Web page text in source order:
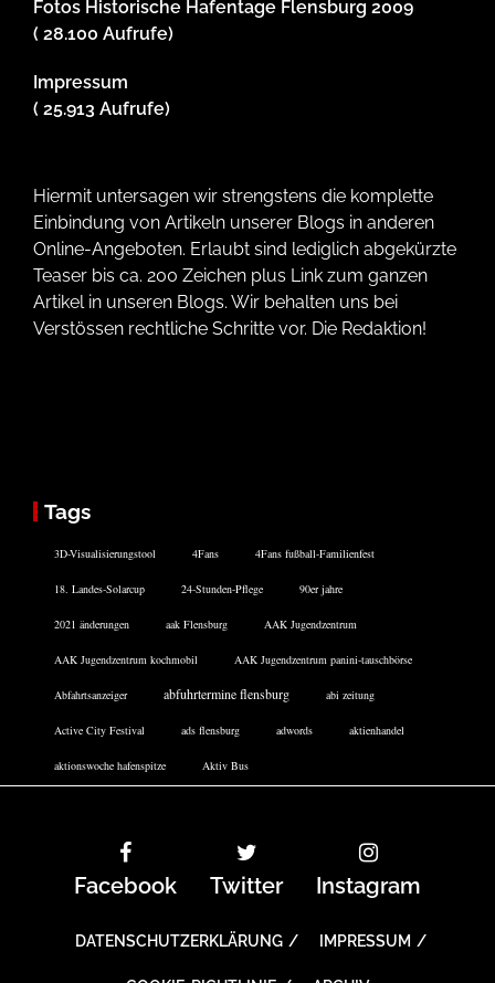
Fotos Historische Hafentage Flensburg 2009
( 28.100 Aufrufe)
Impressum
( 25.913 Aufrufe)
Hiermit untersagen wir strengstens die komplette
Einbindung von Artikeln unserer Blogs in anderen
Online-Angeboten. Erlaubt sind lediglich abgekürzte
Teaser bis ca. 200 Zeichen plus Link zum ganzen
Artikel in unseren Blogs. Wir behalten uns bei
Verstössen rechtliche Schritte vor. Die Redaktion!
Tags
3D-Visualisierungstool 4Fans 4Fans fußball-Familienfest
18. Landes-Solarcup 24-Stunden-Pflege 90er jahre
2021 änderungen aak Flensburg AAK Jugendzentrum
AAK Jugendzentrum kochmobil AAK Jugendzentrum panini-tauschbörse
Abfahrtsanzeiger abfuhrtermine flensburg abi zeitung
Active City Festival ads flensburg adwords aktienhandel
aktionswoche hafenspitze Aktiv Bus
Facebook Twitter Instagram
DATENSCHUTZERKLÄRUNG IMPRESSUM